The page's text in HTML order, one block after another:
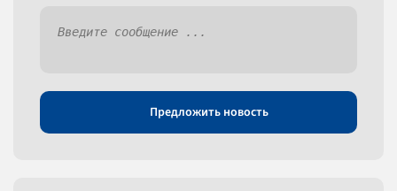
Предложить новость